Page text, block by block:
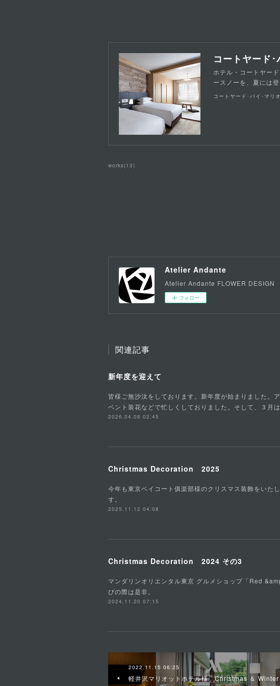
コートヤード
ホテル・コートヤー
ースノーを、夏には
コートヤード･バイ･マ
works(13)
Atelier Andante
Atelier Andante FLOWER DESIGN
フォロー
関連記事
新年度を迎えて
皆様ご無沙汰をしております。新年度が始まりました。
ベント装花などで忙しくしておりました。そして、３月
2026.04.08 02:45
Christmas Decoration 2025
今年も東京ベイコート俱楽部様のクリスマス装飾をいた
す。
2025.11.12 04:08
Christmas Decoration 2024 その3
マンダリンオリエンタル東京 グルメショップ「Red
びの際は是非。
2024.11.20 07:15
2022.11.15 06:25
軽井沢マリオットホテル様 Christmas ＆